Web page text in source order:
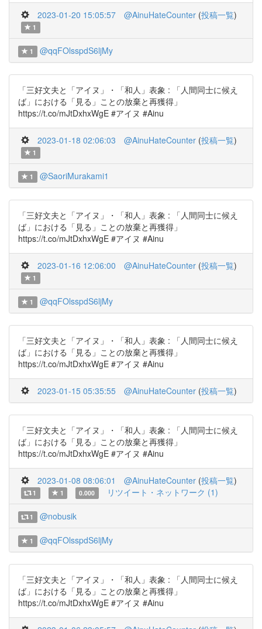
2023-01-20 15:05:57 @AinuHateCounter (投稿一覧)
1
1 @qqFOlsspdS6ljMy
「三好文夫と「アイヌ」・「和人」表象 : 「人間同士に候え
ば」における「見る」ことの放棄と再獲得」
https://t.co/mJtDxhxWgE #アイヌ #Ainu
2023-01-18 02:06:03 @AinuHateCounter (投稿一覧)
1
1 @SaoriMurakami1
「三好文夫と「アイヌ」・「和人」表象 : 「人間同士に候え
ば」における「見る」ことの放棄と再獲得」
https://t.co/mJtDxhxWgE #アイヌ #Ainu
2023-01-16 12:06:00 @AinuHateCounter (投稿一覧)
1
1 @qqFOlsspdS6ljMy
「三好文夫と「アイヌ」・「和人」表象 : 「人間同士に候え
ば」における「見る」ことの放棄と再獲得」
https://t.co/mJtDxhxWgE #アイヌ #Ainu
2023-01-15 05:35:55 @AinuHateCounter (投稿一覧)
「三好文夫と「アイヌ」・「和人」表象 : 「人間同士に候え
ば」における「見る」ことの放棄と再獲得」
https://t.co/mJtDxhxWgE #アイヌ #Ainu
2023-01-08 08:06:01 @AinuHateCounter (投稿一覧)
1 1 0.000 リツイート・ネットワーク (1)
1 @nobusik
1 @qqFOlsspdS6ljMy
「三好文夫と「アイヌ」・「和人」表象 : 「人間同士に候え
ば」における「見る」ことの放棄と再獲得」
https://t.co/mJtDxhxWgE #アイヌ #Ainu